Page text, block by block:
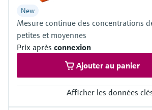
17. BImSchV
27. BImSchV
30. BlmSchV
TA-Luft (Prevention of Air Pollution)
EN 15267
EN 14181
U.S. EPA PS-11 compliant
New
Mesure continue des concentrations
petites et moyennes
Prix après connexion
Ajouter au panier
Afficher les données